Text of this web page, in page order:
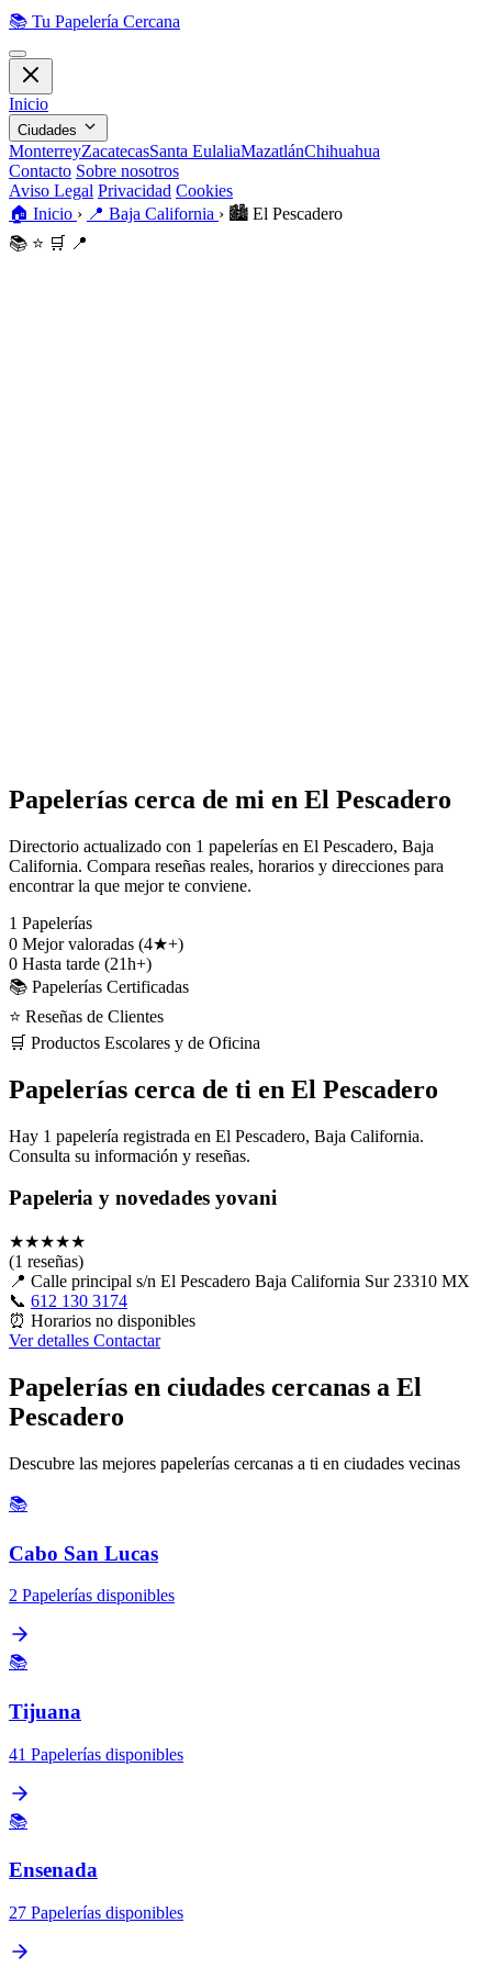
📚 Tu Papelería Cercana
Inicio
Ciudades
MonterreyZacatecasSanta EulaliaMazatlánChihuahua
Contacto Sobre nosotros
Aviso Legal Privacidad Cookies
🏠 Inicio › 📍 Baja California › 🏙️ El Pescadero
📚 ⭐ 🛒 📍
Papelerías cerca de mi en El Pescadero
Directorio actualizado con 1 papelerías en El Pescadero, Baja
California. Compara reseñas reales, horarios y direcciones para
encontrar la que mejor te conviene.
1 Papelerías
0 Mejor valoradas (4★+)
0 Hasta tarde (21h+)
📚 Papelerías Certificadas
⭐ Reseñas de Clientes
🛒 Productos Escolares y de Oficina
Papelerías cerca de ti en El Pescadero
Hay 1 papelería registrada en El Pescadero, Baja California.
Consulta su información y reseñas.
Papeleria y novedades yovani
★★★★★
(1 reseñas)
📍 Calle principal s/n El Pescadero Baja California Sur 23310 MX
📞 612 130 3174
⏰ Horarios no disponibles
Ver detalles Contactar
Papelerías en ciudades cercanas a El
Pescadero
Descubre las mejores papelerías cercanas a ti en ciudades vecinas
📚
Cabo San Lucas
2 Papelerías disponibles
📚
Tijuana
41 Papelerías disponibles
📚
Ensenada
27 Papelerías disponibles